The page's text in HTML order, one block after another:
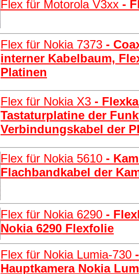
Flex für Motorola V3xx -
Flex für Nokia 7373 -
interner Kabelbaum,
Platinen
Flex für Nokia X3 -
Tastaturplatine der
Verbindungskabel der
Flex für Nokia 5610 -
Flachbandkabel der
Flex für Nokia 6290 -
Nokia 6290 Flexfolie
Flex für Nokia Lumia-730
Hauptkamera Nokia